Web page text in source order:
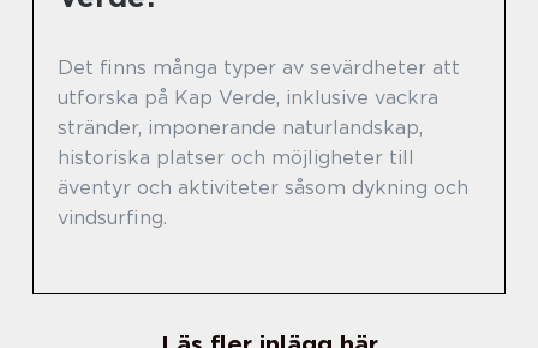
Det finns många typer av sevärdheter att
utforska på Kap Verde, inklusive vackra
stränder, imponerande naturlandskap,
historiska platser och möjligheter till
äventyr och aktiviteter såsom dykning och
vindsurfing.